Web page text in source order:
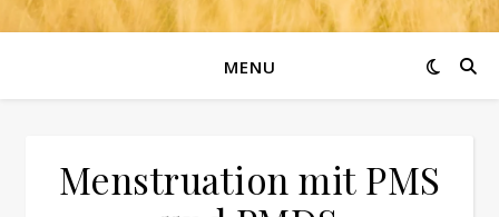
MENU
Menstruation mit PMS